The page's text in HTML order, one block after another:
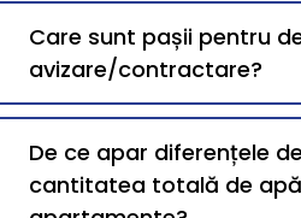
Care sunt pașii pentru
avizare/contractare?
De ce apar diferențele
cantitatea totală de